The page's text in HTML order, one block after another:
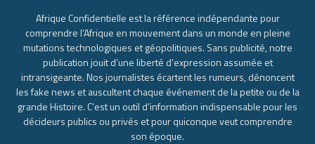
Afrique Confidentielle est la référence indépendante pour
comprendre l’Afrique en mouvement dans un monde en pleine
mutations technologiques et géopolitiques. Sans publicité, notre
publication jouit d’une liberté d’expression assumée et
intransigeante. Nos journalistes écartent les rumeurs, dénoncent
les fake news et auscultent chaque événement de la petite ou de la
grande Histoire. C’est un outil d’information indispensable pour les
décideurs publics ou privés et pour quiconque veut comprendre
son époque.